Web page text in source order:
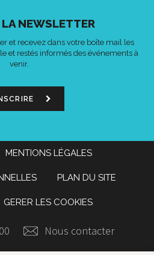
LA NEWSLETTER
et recevez dans votre boîte mail les
et restés informés des événements à
venir.
MENTIONS LÉGALES
PLAN DU SITE
GERER LES COOKIES
Nous contacter